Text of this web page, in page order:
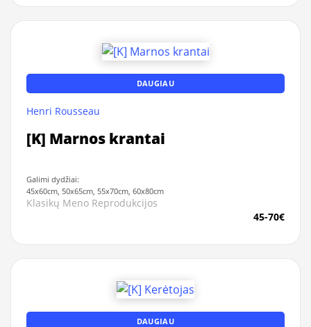
DAUGIAU
Henri Rousseau
[K] Marnos krantai
Galimi dydžiai:
45x60cm, 50x65cm, 55x70cm, 60x80cm
Klasikų Meno Reprodukcijos
45-70€
DAUGIAU